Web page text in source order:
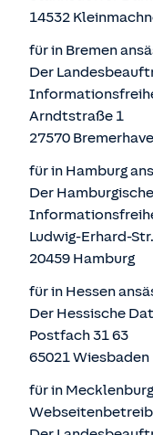
14532
für in Bremen
Der
Arndtstraße 1
27570
für in Hamburg
Der
Ludwig-Erhard-
20459 Hamburg
für in Hessen
Der Hessische
Postfach 31 63
65021 Wiesbaden
für in